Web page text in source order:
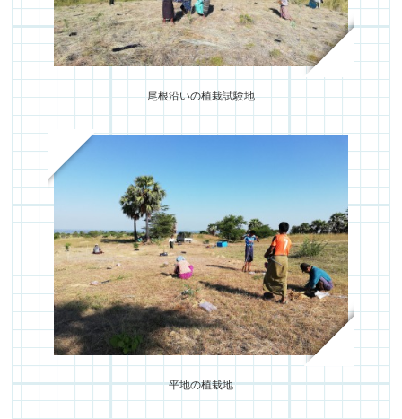
尾根沿いの植栽試験地
平地の植栽地